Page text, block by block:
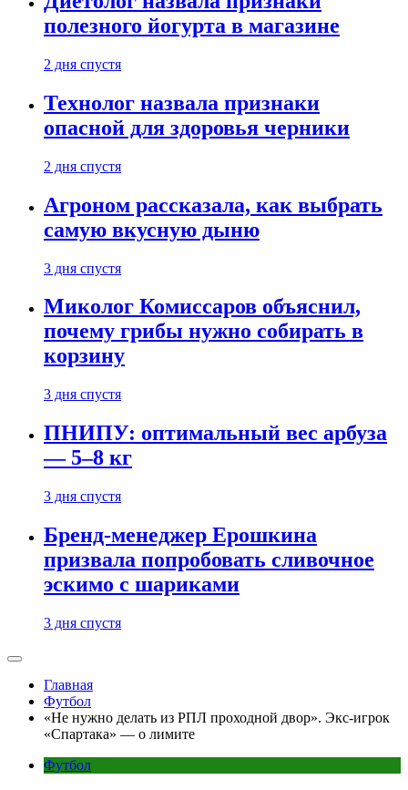
полезного йогурта в магазине
2 дня спустя
Технолог назвала признаки
опасной для здоровья черники
2 дня спустя
Агроном рассказала, как выбрать
самую вкусную дыню
3 дня спустя
Миколог Комиссаров объяснил,
почему грибы нужно собирать в
корзину
3 дня спустя
ПНИПУ: оптимальный вес арбуза
— 5–8 кг
3 дня спустя
Бренд-менеджер Ерошкина
призвала попробовать сливочное
эскимо с шариками
3 дня спустя
Главная
Футбол
«Не нужно делать из РПЛ проходной двор». Экс-игрок
«Спартака» — о лимите
Футбол